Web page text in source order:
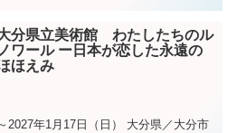
分県立美術館 わたしたちのル
ノワール ー日本が恋した永遠の
ほえみ
2027年1月17日（日） 大分県／大分市